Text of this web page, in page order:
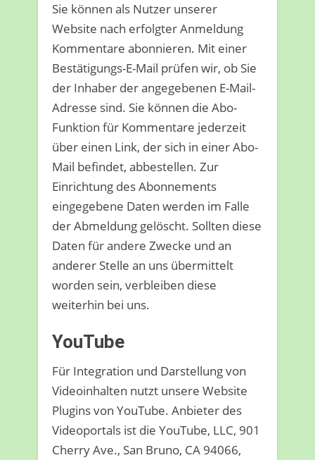
Sie können als Nutzer unserer
Website nach erfolgter Anmeldung
Kommentare abonnieren. Mit einer
Bestätigungs-E-Mail prüfen wir, ob Sie
der Inhaber der angegebenen E-Mail-
Adresse sind. Sie können die Abo-
Funktion für Kommentare jederzeit
über einen Link, der sich in einer Abo-
Mail befindet, abbestellen. Zur
Einrichtung des Abonnements
eingegebene Daten werden im Falle
der Abmeldung gelöscht. Sollten diese
Daten für andere Zwecke und an
anderer Stelle an uns übermittelt
worden sein, verbleiben diese
weiterhin bei uns.
YouTube
Für Integration und Darstellung von
Videoinhalten nutzt unsere Website
Plugins von YouTube. Anbieter des
Videoportals ist die YouTube, LLC, 901
Cherry Ave., San Bruno, CA 94066,